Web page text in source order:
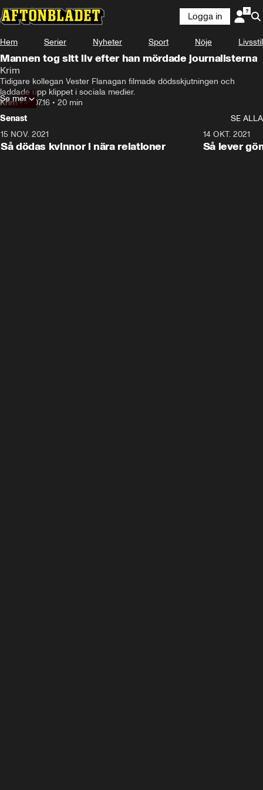
Logga in
Hem Serier Nyheter Sport Nöje Livsstil
Mannen tog sitt liv efter han mördade journalisterna
Krim
Tidigare kollegan Vester Flanagan filmade dödsskjutningen och
laddade upp klippet i sociala medier.
Krim•15.07.16 • 20 min
Se mer
Senast
SE ALLA
15 NOV. 2021
Så dödas kvinnor i nära relationer
14 OKT. 2021
Så lever